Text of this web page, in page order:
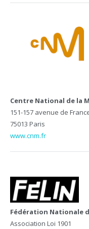
Centre National de la
151-157 avenue de
75013 Paris
www.cnm.fr
Fédération Nationale
Association Loi 1901